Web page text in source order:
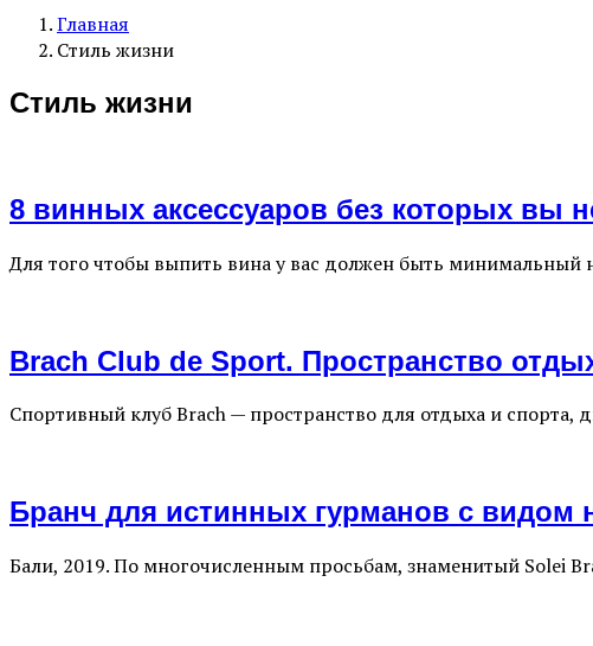
Главная
Стиль жизни
Стиль жизни
8 винных аксессуаров без которых вы
Для того чтобы выпить вина у вас должен быть минимальный
Brach Club de Sport. Пространство
Спортивный клуб Brach — пространство для отдыха и спорта,
Бранч для истинных гурманов с видом
Бали, 2019. По многочисленным просьбам, знаменитый Solei